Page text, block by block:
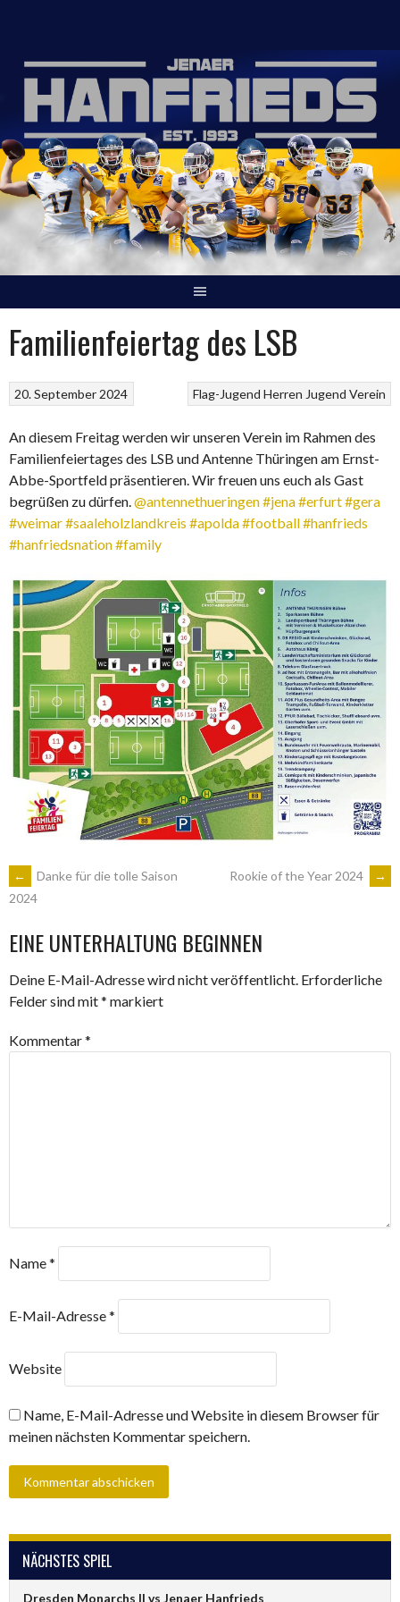
Familienfeiertag des LSB
Flag-Jugend Herren Jugend Verein
20. September 2024
An diesem Freitag werden wir unseren Verein im Rahmen des
Familienfeiertages des LSB und Antenne Thüringen am Ernst-
Abbe-Sportfeld präsentieren. Wir freuen uns euch als Gast
begrüßen zu dürfen. @antennethueringen#jena#erfurt#gera
#weimar#saaleholzlandkreis #apolda#football#hanfrieds
#hanfriedsnation#family
ARTIKEL-
NAVIGATION
←
Danke für die tolle Saison
2024
Rookie of the Year 2024 →
EINE UNTERHALTUNG BEGINNEN
Deine E-Mail-Adresse wird nicht veröffentlicht. Erforderliche
Felder sind mit* markiert
Kommentar*
Name*
E-Mail-Adresse*
Website
Name, E-Mail-Adresse und Website in diesem Browser für
meinen nächsten Kommentar speichern.
NÄCHSTES SPIEL
Dresden Monarchs II vs Jenaer Hanfrieds